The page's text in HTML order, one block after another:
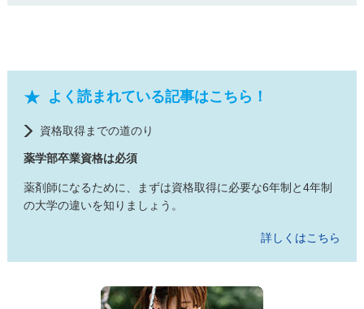
よく読まれている記事はこちら！
資格取得までの道のり
薬学部卒業資格は必須
薬剤師になるために、まずは資格取得に必要な6年制と4年制
の大学の違いを知りましょう。
詳しくはこちら